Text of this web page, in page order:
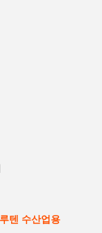
텐 수산업용